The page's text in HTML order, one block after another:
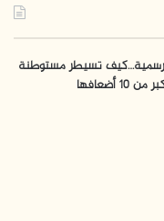
تسيطر مستوطنة